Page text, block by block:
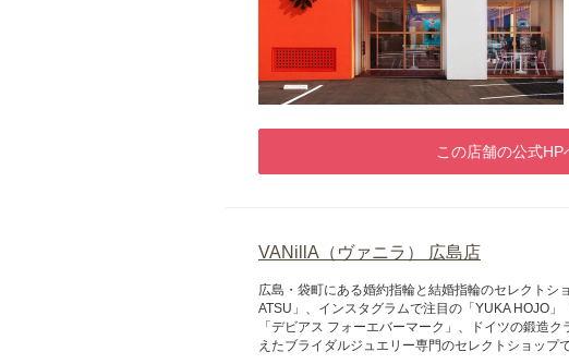
この店舗の公式HP
VANillA（ヴァニラ） 広島店
広島・袋町にある婚約指輪と結婚指輪のセレクト
ATSU」、インスタグラムで注目の「YUKA HOJO
「デビアス フォーエバーマーク」、ドイツの鍛造
えたブライダルジュエリー専門のセレクトショップで